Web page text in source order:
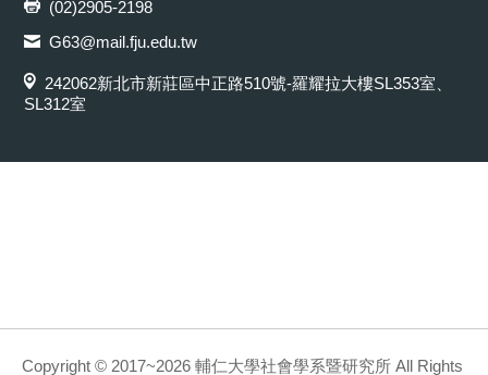
(02)2905-2198
G63@mail.fju.edu.tw
242062新北市新莊區中正路510號-羅耀拉大樓SL353室、
SL312室
Copyright © 2017~2026 輔仁大學社會學系暨研究所 All Rights